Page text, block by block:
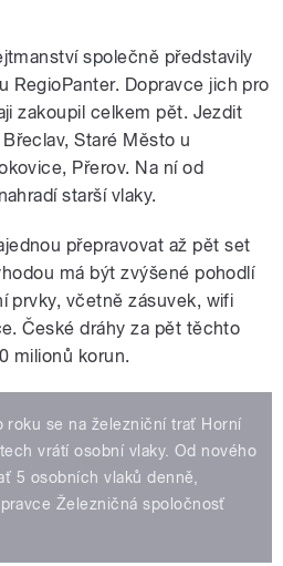
společně představily
RegioPanter. Dopravce jich pro
zakoupil celkem pět. Jezdit
Staré Město u
Přerov. Na ní od
starší vlaky.
přepravovat až pět set
má být zvýšené pohodlí
prvky, včetně zásuvek, wifi
České dráhy za pět těchto
milionů korun.
roku se na železniční trať Horní
vrátí osobní vlaky. Od nového
5 osobních vlaků denně,
Železničná spoločnosť